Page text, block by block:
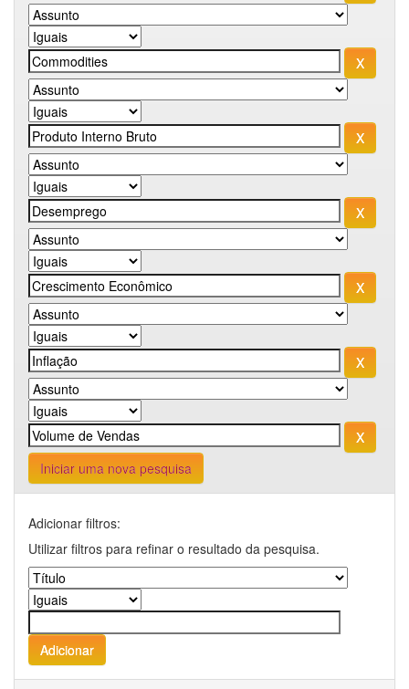
Iniciar uma nova pesquisa
Adicionar filtros:
Utilizar filtros para refinar o resultado da pesquisa.